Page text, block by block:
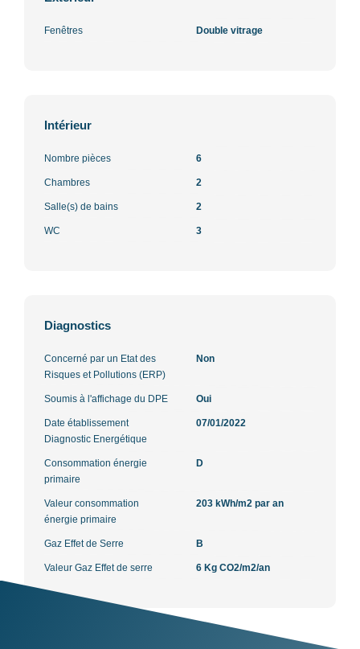
Fenêtres Double vitrage
Intérieur
Nombre pièces 6
Chambres 2
Salle(s) de bains 2
WC 3
Diagnostics
Concerné par un Etat des
Risques et Pollutions (ERP)
Non
Soumis à l'affichage du DPE Oui
Date établissement
Diagnostic Energétique
07/01/2022
Consommation énergie
primaire
D
Valeur consommation
énergie primaire
203 kWh/m2 par an
Gaz Effet de Serre B
Valeur Gaz Effet de serre 6 Kg CO2/m2/an